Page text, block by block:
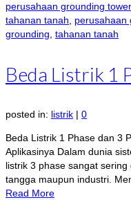
perusahaan grounding
tahanan tanah, perusahaan
grounding, tahanan tanah
Beda Listrik 1
posted in: listrik | 0
Beda Listrik 1 Phase dan 3
Aplikasinya Dalam dunia
listrik 3 phase sangat
tangga maupun industri.
Read More